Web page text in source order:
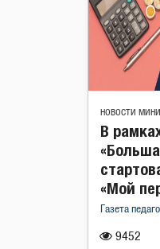
НОВОСТИ
9452
В
«Мой
Газета